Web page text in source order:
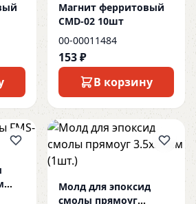
Магнит ферритовый
CMD-02 10шт
00-00011484
153 ₽
В корзину
Молд для эпоксид
смолы прямоуг